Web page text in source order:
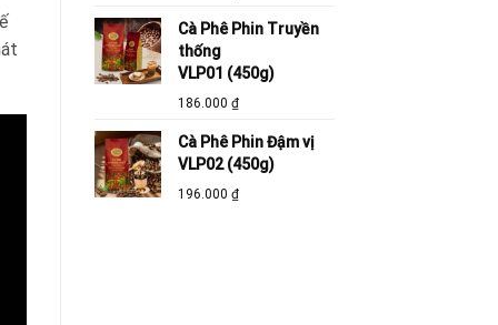
Cà Phê Phin Truyền
thống
VLP01 (450g)
186.000 ₫
Cà Phê Phin Đậm vị
VLP02 (450g)
196.000 ₫